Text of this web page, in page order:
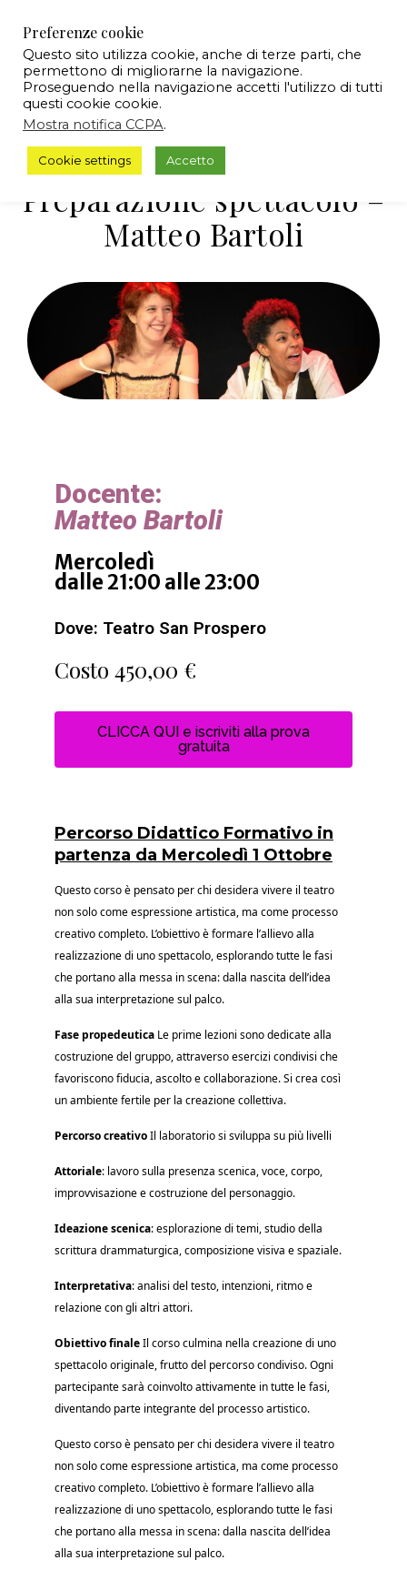
Preparazione spettacolo –
Matteo Bartoli
Docente:
Matteo Bartoli
Mercoledì
dalle 21:00 alle 23:00
Dove: Teatro San Prospero
Costo 450,00 €
CLICCA QUI e iscriviti alla prova
gratuita
Percorso Didattico Formativo in
partenza da Mercoledì 1 Ottobre
Questo corso è pensato per chi desidera vivere il teatro
non solo come espressione artistica, ma come processo
creativo completo. L’obiettivo è formare l’allievo alla
realizzazione di uno spettacolo, esplorando tutte le fasi
che portano alla messa in scena: dalla nascita dell’idea
alla sua interpretazione sul palco.
Fase propedeutica Le prime lezioni sono dedicate alla
costruzione del gruppo, attraverso esercizi condivisi che
favoriscono fiducia, ascolto e collaborazione. Si crea così
un ambiente fertile per la creazione collettiva.
Percorso creativoIl laboratorio si sviluppa su più livelli
Attoriale: lavoro sulla presenza scenica, voce, corpo,
improvvisazione e costruzione del personaggio.
Ideazione scenica: esplorazione di temi, studio della
scrittura drammaturgica, composizione visiva e spaziale.
Interpretativa: analisi del testo, intenzioni, ritmo e
relazione con gli altri attori.
Obiettivo finaleIl corso culmina nella creazione di uno
spettacolo originale, frutto del percorso condiviso. Ogni
partecipante sarà coinvolto attivamente in tutte le fasi,
diventando parte integrante del processo artistico.
Questo corso è pensato per chi desidera vivere il teatro
non solo come espressione artistica, ma come processo
creativo completo. L’obiettivo è formare l’allievo alla
realizzazione di uno spettacolo, esplorando tutte le fasi
che portano alla messa in scena: dalla nascita dell’idea
alla sua interpretazione sul palco.
Preferenze cookie
Questo sito utilizza cookie, anche di terze parti, che
permettono di migliorarne la navigazione.
Proseguendo nella navigazione accetti l'utilizzo di tutti
questi cookie cookie.
Mostra notifica CCPA.
Cookie settings Accetto